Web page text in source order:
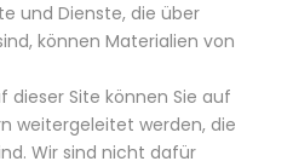
und Dienste, die über
können Materialien von
dieser Site können Sie auf
weitergeleitet werden, die
Wir sind nicht dafür